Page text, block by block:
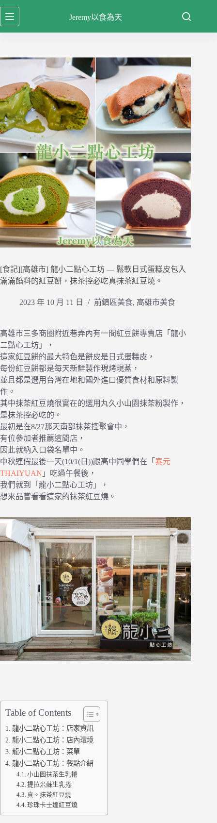
跳
至
Jeremy以食為天
[食記][高雄市] 龍小二點心工坊 — 鬆軟日式蛋糕皮包入
滿滿餡料的紅豆餅，抹茶控必吃真抹茶紅豆燒。
2023 年 10 月 11 日 前鎮區美食, 高雄市美食
高雄市三多商圈附近巷弄內有一間紅豆餅專賣店「龍小
二點心工坊」，
這家紅豆餅的最大特色是餅皮是日式蛋糕皮，
每份紅豆餅都是每天新鮮製作現烤現蒸，
並且都是選用台灣在地和國外進口優質食材和原料製
作。
其中抹茶紅豆燒很實在的選用丸久小山園抹茶粉製作，
是抹茶控必吃的。
最初是在8/27那天南部抹茶控聚會中，
有位參加者推薦這間店，
因此就納入口袋名單中。
中秋連假最後一天(10/1(日))跟高中同學們在「 泰元
THAIYUAN 」吃過午餐後，
我們就到「龍小二點心工坊」，
想來品嘗看看這家的抹茶紅豆燒。
Table of Contents
龍小二點心工坊：店家資訊
龍小二點心工坊：店內環境
龍小二點心工坊：菜單
龍小二點心工坊：餐點介紹
小山園抹茶生乳捲
提拉米蘇生乳捲
真。抹茶紅豆燒
珍珠卡士達紅豆燒